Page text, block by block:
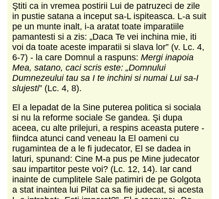
Ştiti ca in vremea postirii Lui de patruzeci de zile
in pustie satana a inceput sa-L ispiteasca. L-a suit
pe un munte inalt, i-a aratat toate imparatiile
pamantesti si a zis: „Daca Te vei inchina mie, iti
voi da toate aceste imparatii si slava lor” (v. Lc. 4,
6-7) - la care Domnul a raspuns: Mergi inapoia
Mea, satano, caci scris este: „Domnului
Dumnezeului tau sa I te inchini si numai Lui sa-I
slujesti” (Lc. 4, 8).
El a lepadat de la Sine puterea politica si sociala
si nu la reforme sociale Se gandea. Şi dupa
aceea, cu alte prilejuri, a respins aceasta putere -
fiindca atunci cand veneau la El oameni cu
rugamintea de a le fi judecator, El se dadea in
laturi, spunand: Cine M-a pus pe Mine judecator
sau impartitor peste voi? (Lc. 12, 14). Iar cand
inainte de cumplitele Sale patimiri de pe Golgota
a stat inaintea lui Pilat ca sa fie judecat, si acesta